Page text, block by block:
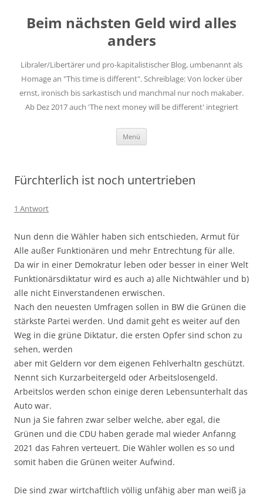
springen
Beim nächsten Geld wird alles
anders
Libraler/Libertärer und pro-kapitalistischer Blog, umbenannt als
Homage an "This time is different". Schreiblage: Von locker über
ernst, ironisch bis sarkastisch und manchmal nur noch makaber.
Ab Dez 2017 auch 'The next money will be different' integriert
Menü
Fürchterlich ist noch untertrieben
1 Antwort
Nun denn die Wähler haben sich entschieden, Armut für
Alle außer Funktionären und mehr Entrechtung für alle.
Da wir in einer Demokratur leben oder besser in einer Welt
Funktionärsdiktatur wird es auch a) alle Nichtwähler und b)
alle nicht Einverstandenen erwischen.
Nach den neuesten Umfragen sollen in BW die Grünen die
stärkste Partei werden. Und damit geht es weiter auf den
Weg in die grüne Diktatur, die ersten Opfer sind schon zu
sehen, werden
aber mit Geldern vor dem eigenen Fehlverhaltn geschützt.
Nennt sich Kurzarbeitergeld oder Arbeitslosengeld.
Arbeitslos werden schon einige deren Lebensunterhalt das
Auto war.
Nun ja Sie fahren zwar selber welche, aber egal, die
Grünen und die CDU haben gerade mal wieder Anfanng
2021 das Fahren verteuert. Die Wähler wollen es so und
somit haben die Grünen weiter Aufwind.
Die sind zwar wirtchaftlich völlig unfähig aber man weiß ja